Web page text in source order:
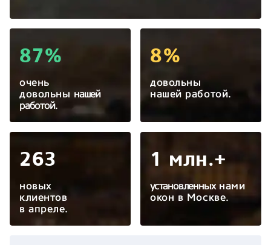
1 млн.+
установленныхнами
окон в Москве.
263
новых
клиентов
в апреле.
87%
очень
довольны нашей
работой.
8%
довольны
нашей работой.